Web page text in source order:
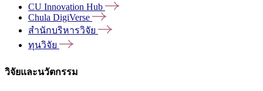
CU Innovation Hub
Chula DigiVerse
สำนักบริหารวิจัย
ทุนวิจัย
วิจัยและนวัตกรรม